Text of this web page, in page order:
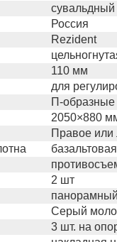
Россия
Rezident
110 мм
для
П-образные
2050×880
Правое или
2 шт
Серый
3 шт. на